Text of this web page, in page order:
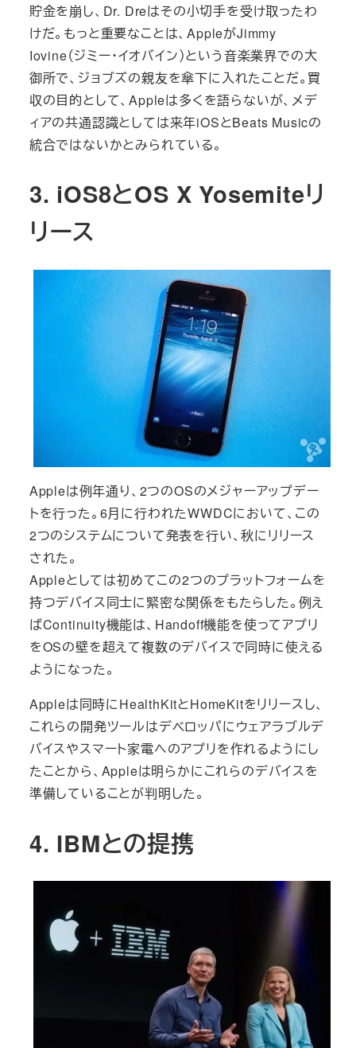
貯金を崩し、Dr. Dreはその小切手を受け取ったわ
けだ。もっと重要なことは、AppleがJimmy
Iovine（ジミー・イオバイン）という音楽業界での大
御所で、ジョブズの親友を傘下に入れたことだ。買
収の目的として、Appleは多くを語らないが、メデ
ィアの共通認識としては来年iOSとBeats Musicの
統合ではないかとみられている。
3. iOS8とOS X Yosemiteリ
リース
Appleは例年通り、2つのOSのメジャーアップデー
トを行った。6月に行われたWWDCにおいて、この
2つのシステムについて発表を行い、秋にリリース
された。
Appleとしては初めてこの2つのプラットフォームを
持つデバイス同士に緊密な関係をもたらした。例え
ばContinuity機能は、Handoff機能を使ってアプリ
をOSの壁を超えて複数のデバイスで同時に使える
ようになった。
Appleは同時にHealthKitとHomeKitをリリースし、
これらの開発ツールはデベロッパにウェアラブルデ
バイスやスマート家電へのアプリを作れるようにし
たことから、Appleは明らかにこれらのデバイスを
準備していることが判明した。
4. IBMとの提携